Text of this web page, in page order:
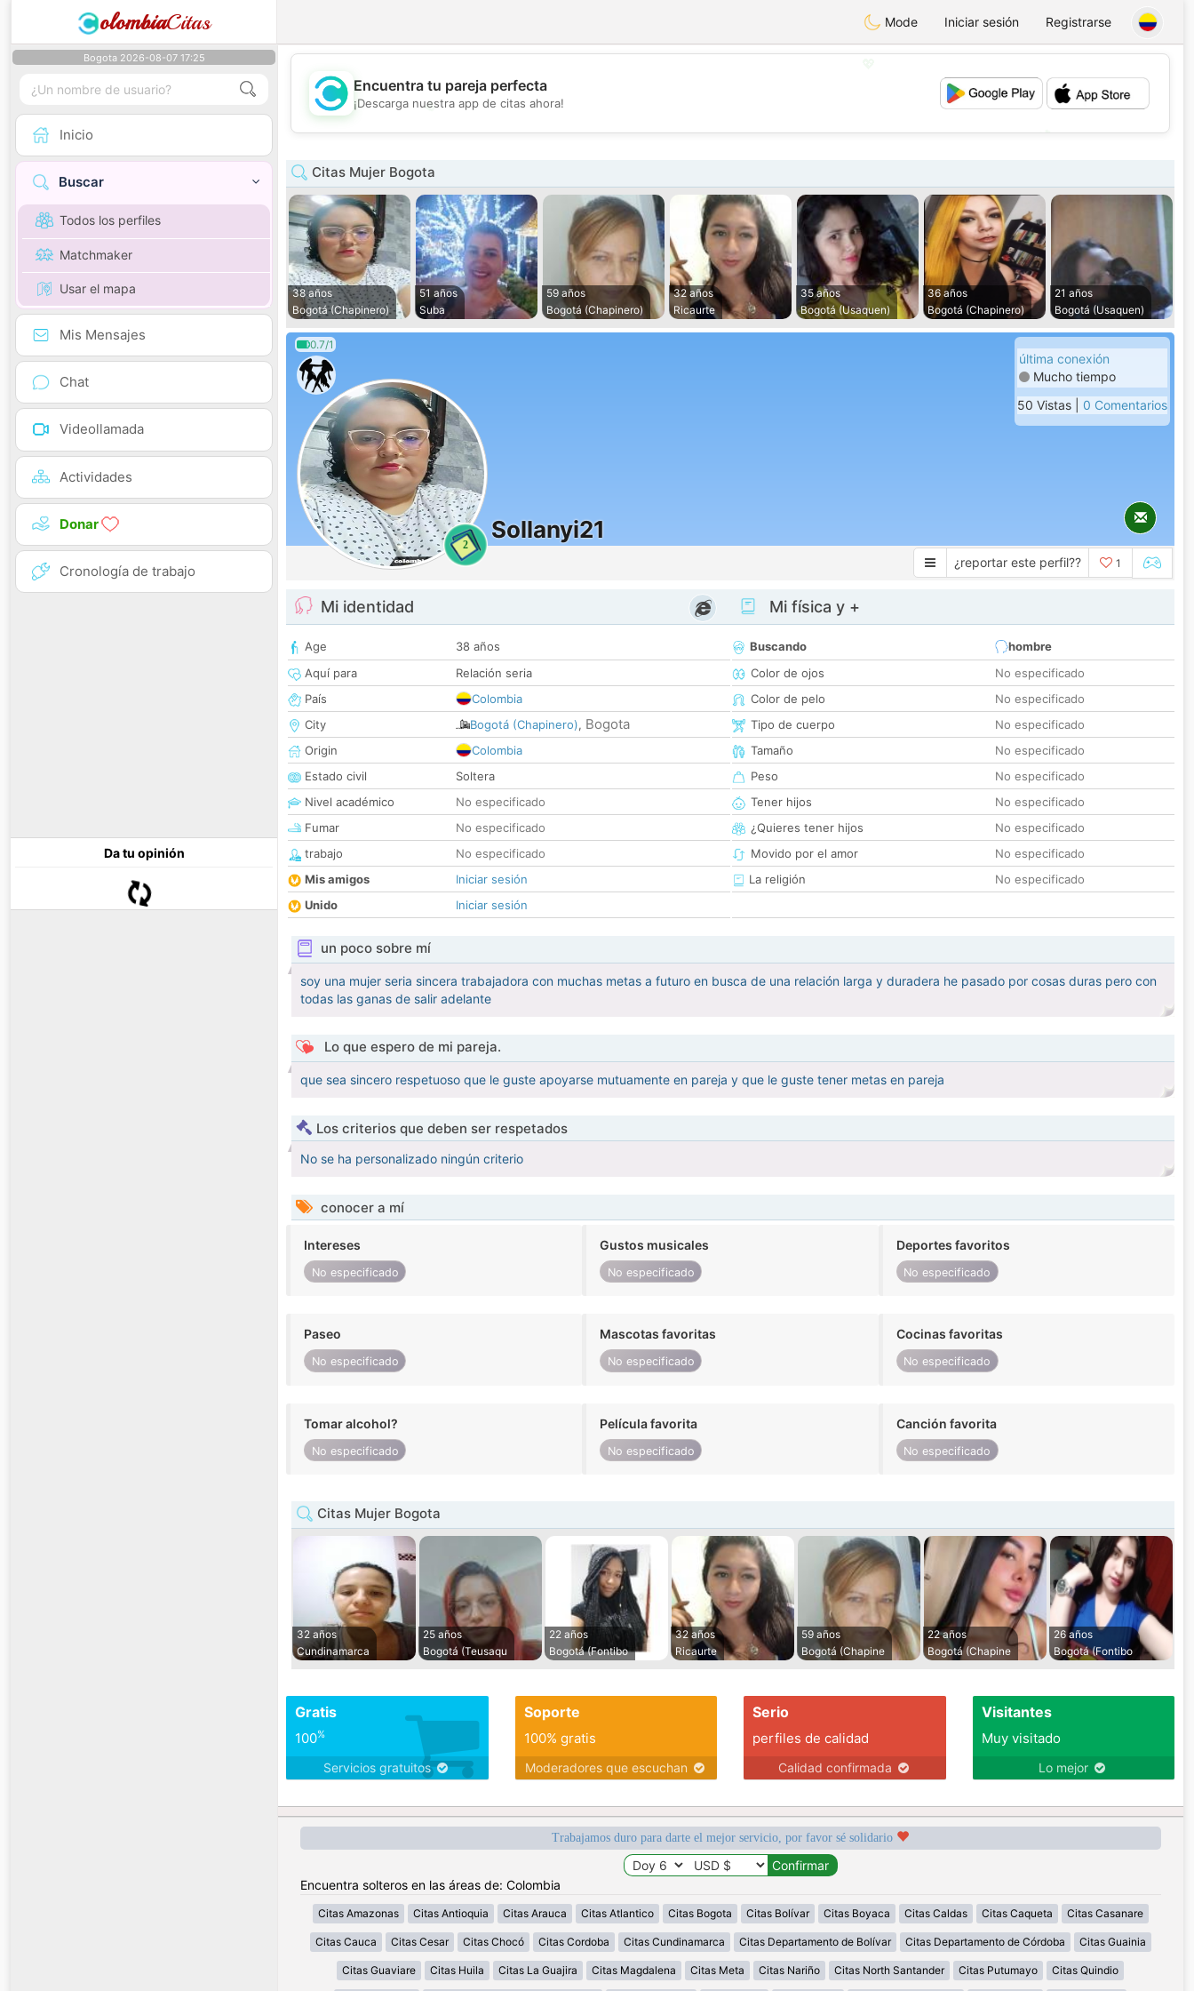
olombiaCitas Mode Iniciar sesión Registrarse
Bogota 2026-08-07 17:25
Inicio
Buscar
Todos los perfiles
Matchmaker
Usar el mapa
Mis Mensajes
Chat
Videollamada
Actividades
Donar
Cronología de trabajo
Da tu opinión
💕
Encuentra tu pareja perfecta
¡Descarga nuestra app de citas ahora!
Citas Mujer Bogota
38 años
Bogotá (Chapinero)
51 años
Suba
59 años
Bogotá (Chapinero)
32 años
Ricaurte
35 años
Bogotá (Usaquen)
36 años
Bogotá (Chapinero)
21 años
Bogotá (Usaquen)
0.7/1
2
Sollanyi21
última conexión
Mucho tiempo
50 Vistas | 0 Comentarios
¿reportar este perfil?? 1
Mi identidad
Age
38 años
Aquí para
Relación seria
País
Colombia
City
Bogotá (Chapinero), Bogota
Origin
Colombia
Estado civil
Soltera
Nivel académico
No especificado
Fumar
No especificado
trabajo
No especificado
Mis amigos
Iniciar sesión
Unido
Iniciar sesión
Mi física y +
Buscando
hombre
Color de ojos
No especificado
Color de pelo
No especificado
Tipo de cuerpo
No especificado
Tamaño
No especificado
Peso
No especificado
Tener hijos
No especificado
¿Quieres tener hijos
No especificado
Movido por el amor
No especificado
La religión
No especificado
un poco sobre mí
soy una mujer seria sincera trabajadora con muchas metas a futuro en busca de una relación larga y duradera he pasado por cosas duras pero con
todas las ganas de salir adelante
Lo que espero de mi pareja.
que sea sincero respetuoso que le guste apoyarse mutuamente en pareja y que le guste tener metas en pareja
Los criterios que deben ser respetados
No se ha personalizado ningún criterio
conocer a mí
Intereses
No especificado
Gustos musicales
No especificado
Deportes favoritos
No especificado
Paseo
No especificado
Mascotas favoritas
No especificado
Cocinas favoritas
No especificado
Tomar alcohol?
No especificado
Película favorita
No especificado
Canción favorita
No especificado
Citas Mujer Bogota
32 años
Cundinamarca
25 años
Bogotá (Teusaqu
22 años
Bogotá (Fontibo
32 años
Ricaurte
59 años
Bogotá (Chapine
22 años
Bogotá (Chapine
26 años
Bogotá (Fontibo
Gratis
100%
Servicios gratuitos
Soporte
100% gratis
Moderadores que escuchan
Serio
perfiles de calidad
Calidad confirmada
Visitantes
Muy visitado
Lo mejor
Trabajamos duro para darte el mejor servicio, por favor sé solidario
Encuentra solteros en las áreas de: Colombia
Citas Amazonas Citas Antioquia Citas Arauca Citas Atlantico Citas Bogota Citas Bolívar Citas Boyaca Citas Caldas Citas Caqueta Citas Casanare
Citas Cauca Citas Cesar Citas Chocó Citas Cordoba Citas Cundinamarca Citas Departamento de Bolívar Citas Departamento de Córdoba Citas Guainia
Citas Guaviare Citas Huila Citas La Guajira Citas Magdalena Citas Meta Citas Nariño Citas North Santander Citas Putumayo Citas Quindio